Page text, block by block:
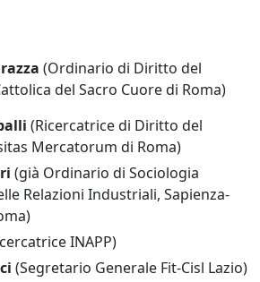
(Ordinario di Diritto del
del Sacro Cuore di Roma)
(Ricercatrice di Diritto del
Mercatorum di Roma)
(già Ordinario di Sociologia
Relazioni Industriali, Sapienza-
INAPP)
(Segretario Generale Fit-Cisl Lazio)